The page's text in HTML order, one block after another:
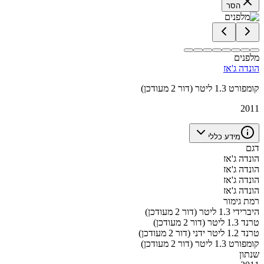
הסר
מלפנים
הונדה ג'אז
קומפורט 1.3 ליטר (דור 2 מעודכן)
2011
מידע כללי
דגם
הונדה ג'אז
הונדה ג'אז
הונדה ג'אז
הונדה ג'אז
רמת גימור
היברידי 1.3 ליטר (דור 2 מעודכן)
טרנד 1.3 ליטר (דור 2 מעודכן)
טרנד 1.2 ליטר ידני (דור 2 מעודכן)
קומפורט 1.3 ליטר (דור 2 מעודכן)
שנתון